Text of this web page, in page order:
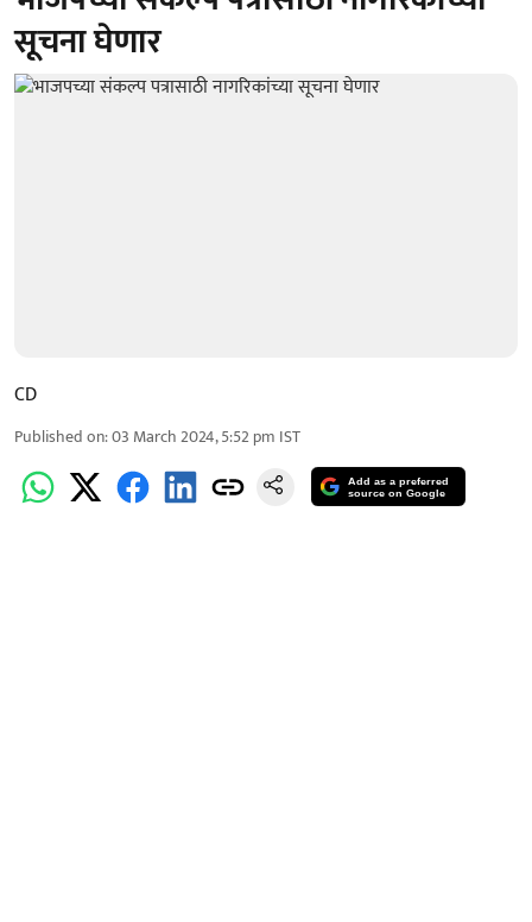
सूचना घेणार
CD
Published on:03 March 2024, 5:52 pm IST
Add as a preferred
source on Google